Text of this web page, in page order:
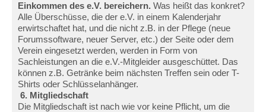
Einkommen des e.V. bereichern. Was heißt das konkret?
Alle Überschüsse, die der e.V. in einem Kalenderjahr
erwirtschaftet hat, und die nicht z.B. in der Pflege (neue
Forumssoftware, neuer Server, etc.) der Seite oder dem
Verein eingesetzt werden, werden in Form von
Sachleistungen an die e.V.-Mitgleider ausgeschüttet. Das
können z.B. Getränke beim nächsten Treffen sein oder T-
Shirts oder Schlüsselanhänger.
6. Mitgliedschaft
Die Mitgliedschaft ist nach wie vor keine Pflicht, um die